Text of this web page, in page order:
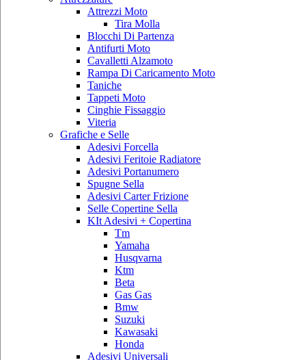
Attrezzi Moto
Tira Molla
Blocchi Di Partenza
Antifurti Moto
Cavalletti Alzamoto
Rampa Di Caricamento Moto
Taniche
Tappeti Moto
Cinghie Fissaggio
Viteria
Grafiche e Selle
Adesivi Forcella
Adesivi Feritoie Radiatore
Adesivi Portanumero
Spugne Sella
Adesivi Carter Frizione
Selle Copertine Sella
KIt Adesivi + Copertina
Tm
Yamaha
Husqvarna
Ktm
Beta
Gas Gas
Bmw
Suzuki
Kawasaki
Honda
Adesivi Universali